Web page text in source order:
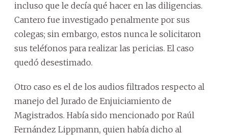
incluso que le decía qué hacer en las diligencias.
Cantero fue investigado penalmente por sus
colegas; sin embargo, estos nunca le solicitaron
sus teléfonos para realizar las pericias. El caso
quedó desestimado.
Otro caso es el de los audios filtrados respecto al
manejo del Jurado de Enjuiciamiento de
Magistrados. Había sido mencionado por Raúl
Fernández Lippmann, quien había dicho al